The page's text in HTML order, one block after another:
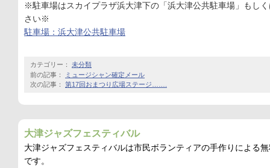
※駐車場はスカイプラザ浜大津下の「浜大津公共駐車場」もし
さい※
駐車場：浜大津公共駐車場
カテゴリー： 未分類
前の記事：
ミュージシャン確定メール
次の記事： 第17回おまつり広場ステージ…….
大津ジャズフェスティバル
大津ジャズフェスティバルは市民ボランティアの手作りによる
です。